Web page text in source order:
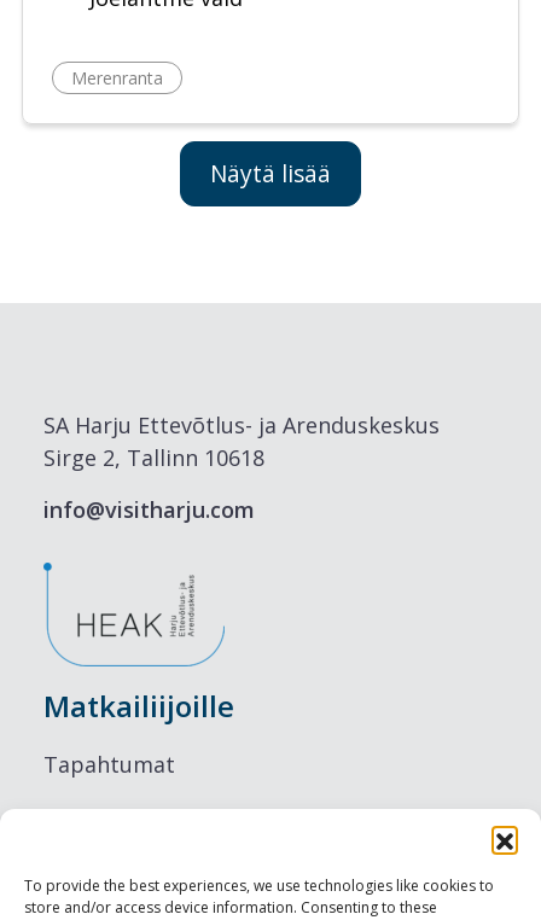
To provide the best experiences, we use technologies like cookies to
store and/or access device information. Consenting to these
Merenranta
Näytä lisää
SA Harju Ettevõtlus- ja Arenduskeskus
Sirge 2, Tallinn 10618
info@visitharju.com
Matkailiijoille
Tapahtumat
Ruokailu